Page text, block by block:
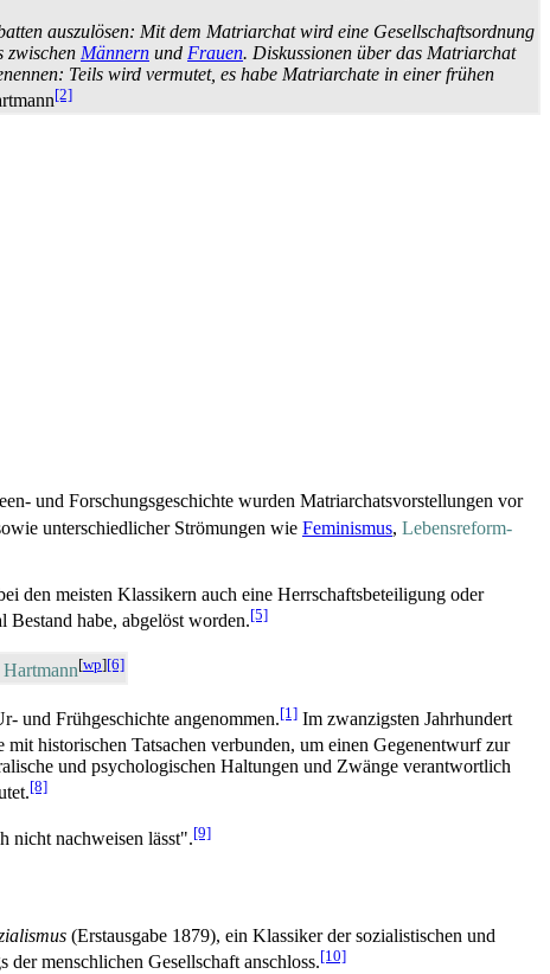
auszulösen: Mit dem Matriarchat wird eine Gesellschaftsordnung
zwischen Männern und Frauen. Diskussionen über das Matriarchat
Teils wird vermutet, es habe Matriarchate in einer frühen
[2]
und Forschungs­geschichte wurden Matriarchats­vorstellungen vor
unterschiedlicher Strömungen wie Feminismus, Lebens­reform­
den meisten Klassikern auch eine Herrschafts­beteiligung oder
Bestand habe, abgelöst worden.[5]
[wp][6]
und Früh­geschichte angenommen.[1] Im zwanzigsten Jahrhundert
historischen Tatsachen verbunden, um einen Gegenentwurf zur
und psychologischen Haltungen und Zwänge verantwortlich
[8]
nicht nachweisen lässt".[9]
(Erstausgabe 1879), ein Klassiker der sozialistischen und
der menschlichen Gesellschaft anschloss.[10]